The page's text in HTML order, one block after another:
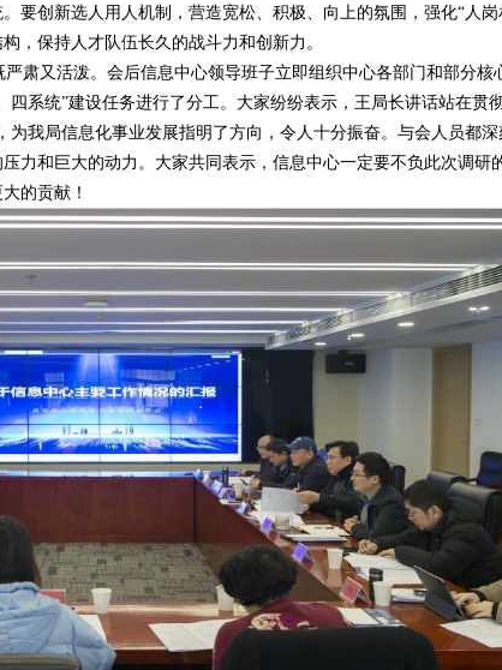
要创新选人用人机制，营造宽松、积极、向上的氛围，强化“人岗
，保持人才队伍长久的战斗力和创新力。
肃又活泼。会后信息中心领导班子立即组织中心各部门和部分核
系统”建设任务进行了分工。大家纷纷表示，王局长讲话站在贯
我局信息化事业发展指明了方向，令人十分振奋。与会人员都
力和巨大的动力。大家共同表示，信息中心一定要不负此次调研
的贡献！